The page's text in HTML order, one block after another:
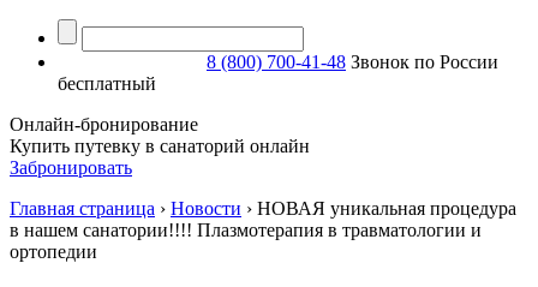
8 (800) 700-41-48 Звонок по России
бесплатный
Онлайн-бронирование
Купить путевку в санаторий онлайн
Забронировать
Главная страница › Новости › НОВАЯ уникальная процедура
в нашем санатории!!!! Плазмотерапия в травматологии и
ортопедии